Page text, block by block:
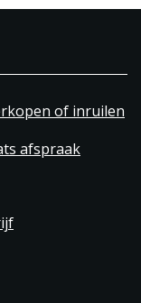
of inruilen
afspraak